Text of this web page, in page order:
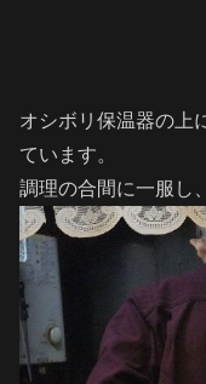
オシボリ保温器の上
ています。
調理の合間に一服し